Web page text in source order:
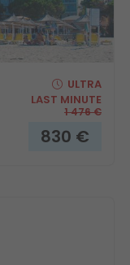
ULTRA
LAST MINUTE
1 476€
830 €